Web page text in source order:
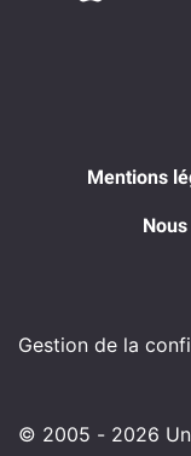
Mentions
Gestion de la
© 2005 - 2026